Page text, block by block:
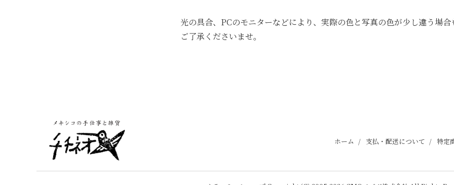
光の具合、PCのモニターなどにより、実際の色と写真の色が少し違う場合
ご了承くださいませ。
ホーム 支払・配送について 特定